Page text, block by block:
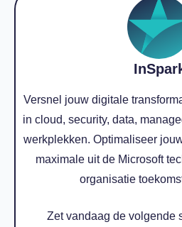
Versnel jouw digitale
in cloud, security, data,
werkplekken. Optimaliseer
maximale uit de Microsoft
organisatie
Zet vandaag de volgende